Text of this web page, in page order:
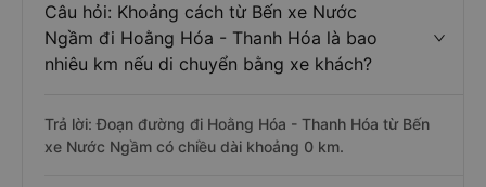
Câu hỏi: Khoảng cách từ Bến xe Nước
Ngầm đi Hoằng Hóa - Thanh Hóa là bao
nhiêu km nếu di chuyển bằng xe khách?
Trả lời: Đoạn đường đi Hoằng Hóa - Thanh Hóa từ Bến
xe Nước Ngầm có chiều dài khoảng 0 km.